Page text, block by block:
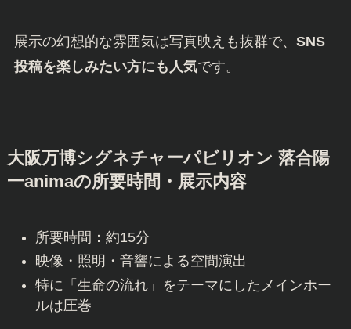
展示の幻想的な雰囲気は写真映えも抜群で、 SNS
投稿を楽しみたい方にも人気です。
大阪万博シグネチャーパビリオン 落合陽
一animaの所要時間・展示内容
所要時間：約15分
映像・照明・音響による空間演出
特に「生命の流れ」をテーマにしたメインホー
ルは圧巻